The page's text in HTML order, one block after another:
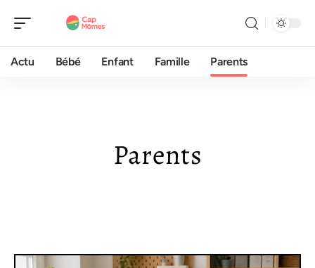
Actu Bébé Enfant Famille Parents
Parents